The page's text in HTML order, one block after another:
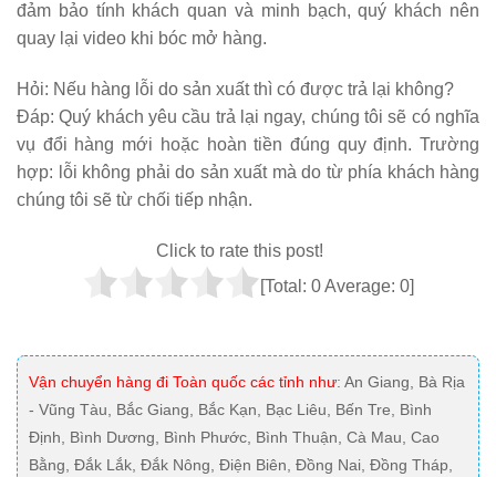
đảm bảo tính khách quan và minh bạch, quý khách nên
quay lại video khi bóc mở hàng.
Hỏi: Nếu hàng lỗi do sản xuất thì có được trả lại không?
Đáp: Quý khách yêu cầu trả lại ngay, chúng tôi sẽ có nghĩa
vụ đổi hàng mới hoặc hoàn tiền đúng quy định. Trường
hợp: lỗi không phải do sản xuất mà do từ phía khách hàng
chúng tôi sẽ từ chối tiếp nhận.
Click to rate this post!
[Total: 0Average: 0]
Vận chuyển hàng đi Toàn quốc các tỉnh như: An Giang, Bà Rịa
- Vũng Tàu, Bắc Giang, Bắc Kạn, Bạc Liêu, Bến Tre, Bình
Định, Bình Dương, Bình Phước, Bình Thuận, Cà Mau, Cao
Bằng, Đắk Lắk, Đắk Nông, Điện Biên, Đồng Nai, Đồng Tháp,